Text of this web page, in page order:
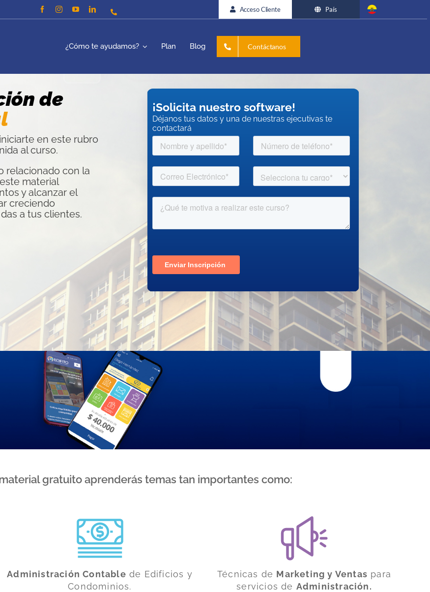
Acceso Cliente País
¿Cómo te ayudamos? Plan Blog Contáctanos
de
en este rubro
al curso.
relacionado con la
material
y alcanzar el
creciendo
a tus clientes.
¡Solicita nuestro software!
Déjanos tus datos y una de nuestras ejecutivas te
contactará
gratuito aprenderás temas tan importantes como:
Administración Contable de Edificios y
Condominios.
Técnicas de Marketing y Ventas para
servicios de Administración.